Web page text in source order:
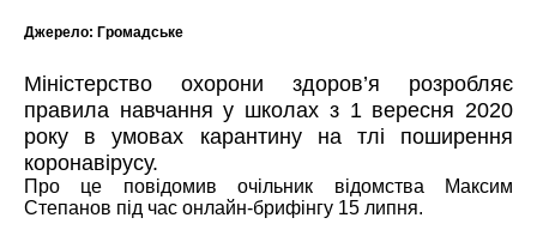
Джерело: Громадське
Міністерство охорони здоров’я розробляє
правила навчання у школах з 1 вересня 2020
року в умовах карантину на тлі поширення
коронавірусу.
Про це повідомив очільник відомства Максим
Степанов під час онлайн-брифінгу 15 липня.